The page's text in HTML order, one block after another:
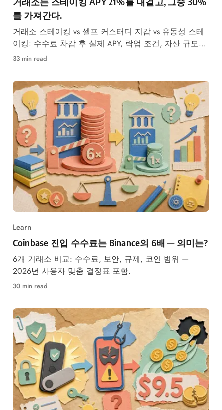
를 가져간다.
거래소 스테이킹 vs 셀프 커스터디 지갑 vs 유동성 스테
이킹: 수수료 차감 후 실제 APY, 락업 조건, 자산 규모와
위험 성향별 선택 기준.
33 min read
Learn
Coinbase 진입 수수료는 Binance의 6배 — 의미는?
6개 거래소 비교: 수수료, 보안, 규제, 코인 범위 —
2026년 사용자 맞춤 결정표 포함.
30 min read